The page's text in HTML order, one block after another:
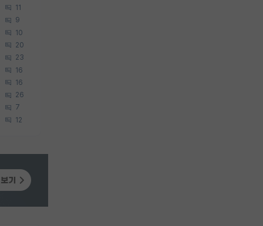
11
9
10
20
23
16
16
26
7
12